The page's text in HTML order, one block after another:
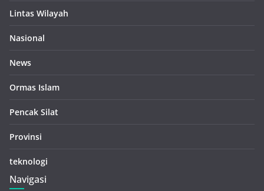
Lintas Wilayah
Nasional
News
Ormas Islam
Pencak Silat
Provinsi
teknologi
Navigasi